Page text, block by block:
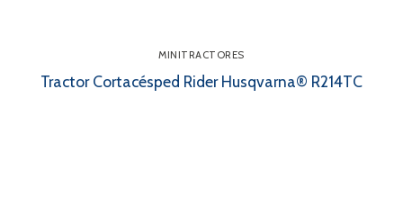
MINITRACTORES
Tractor Cortacésped Rider Husqvarna® R214TC